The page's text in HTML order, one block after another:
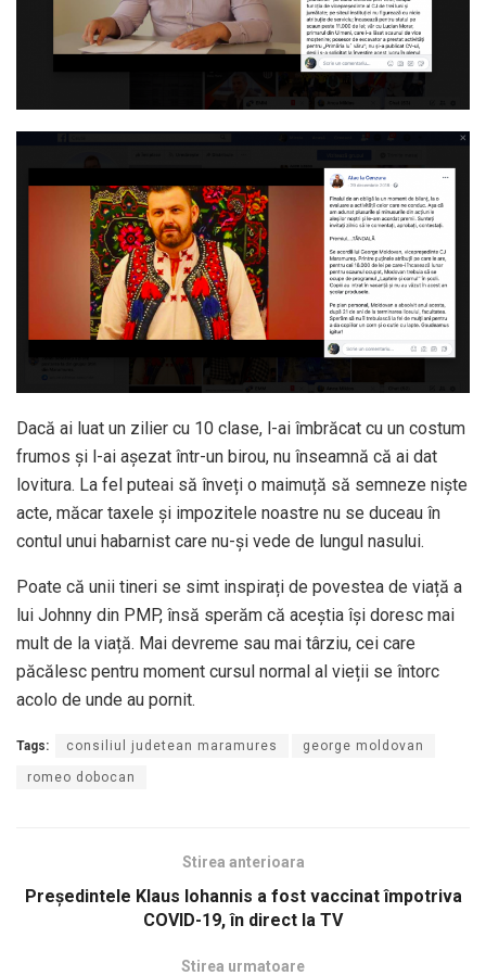
Dacă ai luat un zilier cu 10 clase, l-ai îmbrăcat cu un costum
frumos și l-ai așezat într-un birou, nu înseamnă că ai dat
lovitura. La fel puteai să înveți o maimuță să semneze niște
acte, măcar taxele și impozitele noastre nu se duceau în
contul unui habarnist care nu-și vede de lungul nasului.
Poate că unii tineri se simt inspirați de povestea de viață a
lui Johnny din PMP, însă sperăm că aceștia își doresc mai
mult de la viață. Mai devreme sau mai târziu, cei care
păcălesc pentru moment cursul normal al vieții se întorc
acolo de unde au pornit.
Tags: consiliul judetean maramures george moldovan
romeo dobocan
Stirea anterioara
Președintele Klaus Iohannis a fost vaccinat împotriva
COVID-19, în direct la TV
Stirea urmatoare